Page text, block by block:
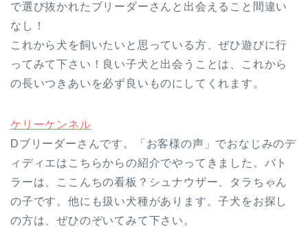
で選び抜かれたブリーダーさんと出会えること間違い
なし！
これから犬を飼いたいと思っている方、ぜひ遊びに行
ってみて下さい！良い子犬と出会うことは、これから
の長いつきあいを必ず良いものにしてくれます。
ケリーケンネル
Dブリーダーさんです。「お客様の声」でおなじみのデ
ィディエはこちらからの紹介でやってきました。バト
ラーは、ここんちの看板？シュナウザー、タラちゃん
の子です。他にも扱い犬種があります。子犬をお探し
の方は、ぜひのぞいてみて下さい。